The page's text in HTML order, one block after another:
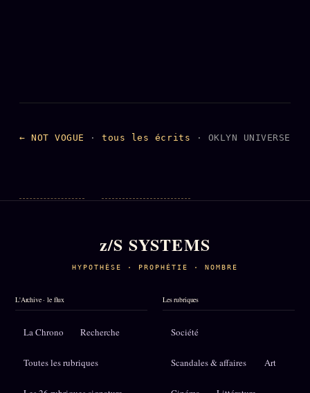
← NOT VOGUE ·tous les écrits · OKLYN UNIVERSE
z/S SYSTEMS
HYPOTHÈSE · PROPHÉTIE · NOMBRE
L'Archive · le flux
La Chrono Recherche
Toutes les rubriques
Les rubriques
Société
Scandales & affaires Art